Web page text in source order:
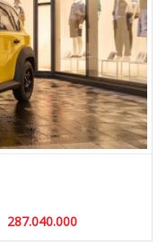
287.040.000